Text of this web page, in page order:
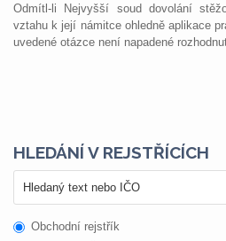
Odmítl-li Nejvyšší soud dovolání
vztahu k její námitce ohledně aplikace
uvedené otázce není napadené
HLEDÁNÍ V REJSTŘÍCÍCH
Obchodní rejstřík